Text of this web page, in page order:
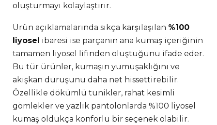
oluşturmayı kolaylaştırır.
Ürün açıklamalarında sıkça karşılaşılan %100
liyosel ibaresi ise parçanın ana kumaş içeriğinin
tamamen liyosel lifinden oluştuğunu ifade eder.
Bu tür ürünler, kumaşın yumuşaklığını ve
akışkan duruşunu daha net hissettirebilir.
Özellikle dökümlü tunikler, rahat kesimli
gömlekler ve yazlık pantolonlarda %100 liyosel
kumaş oldukça konforlu bir seçenek olabilir.